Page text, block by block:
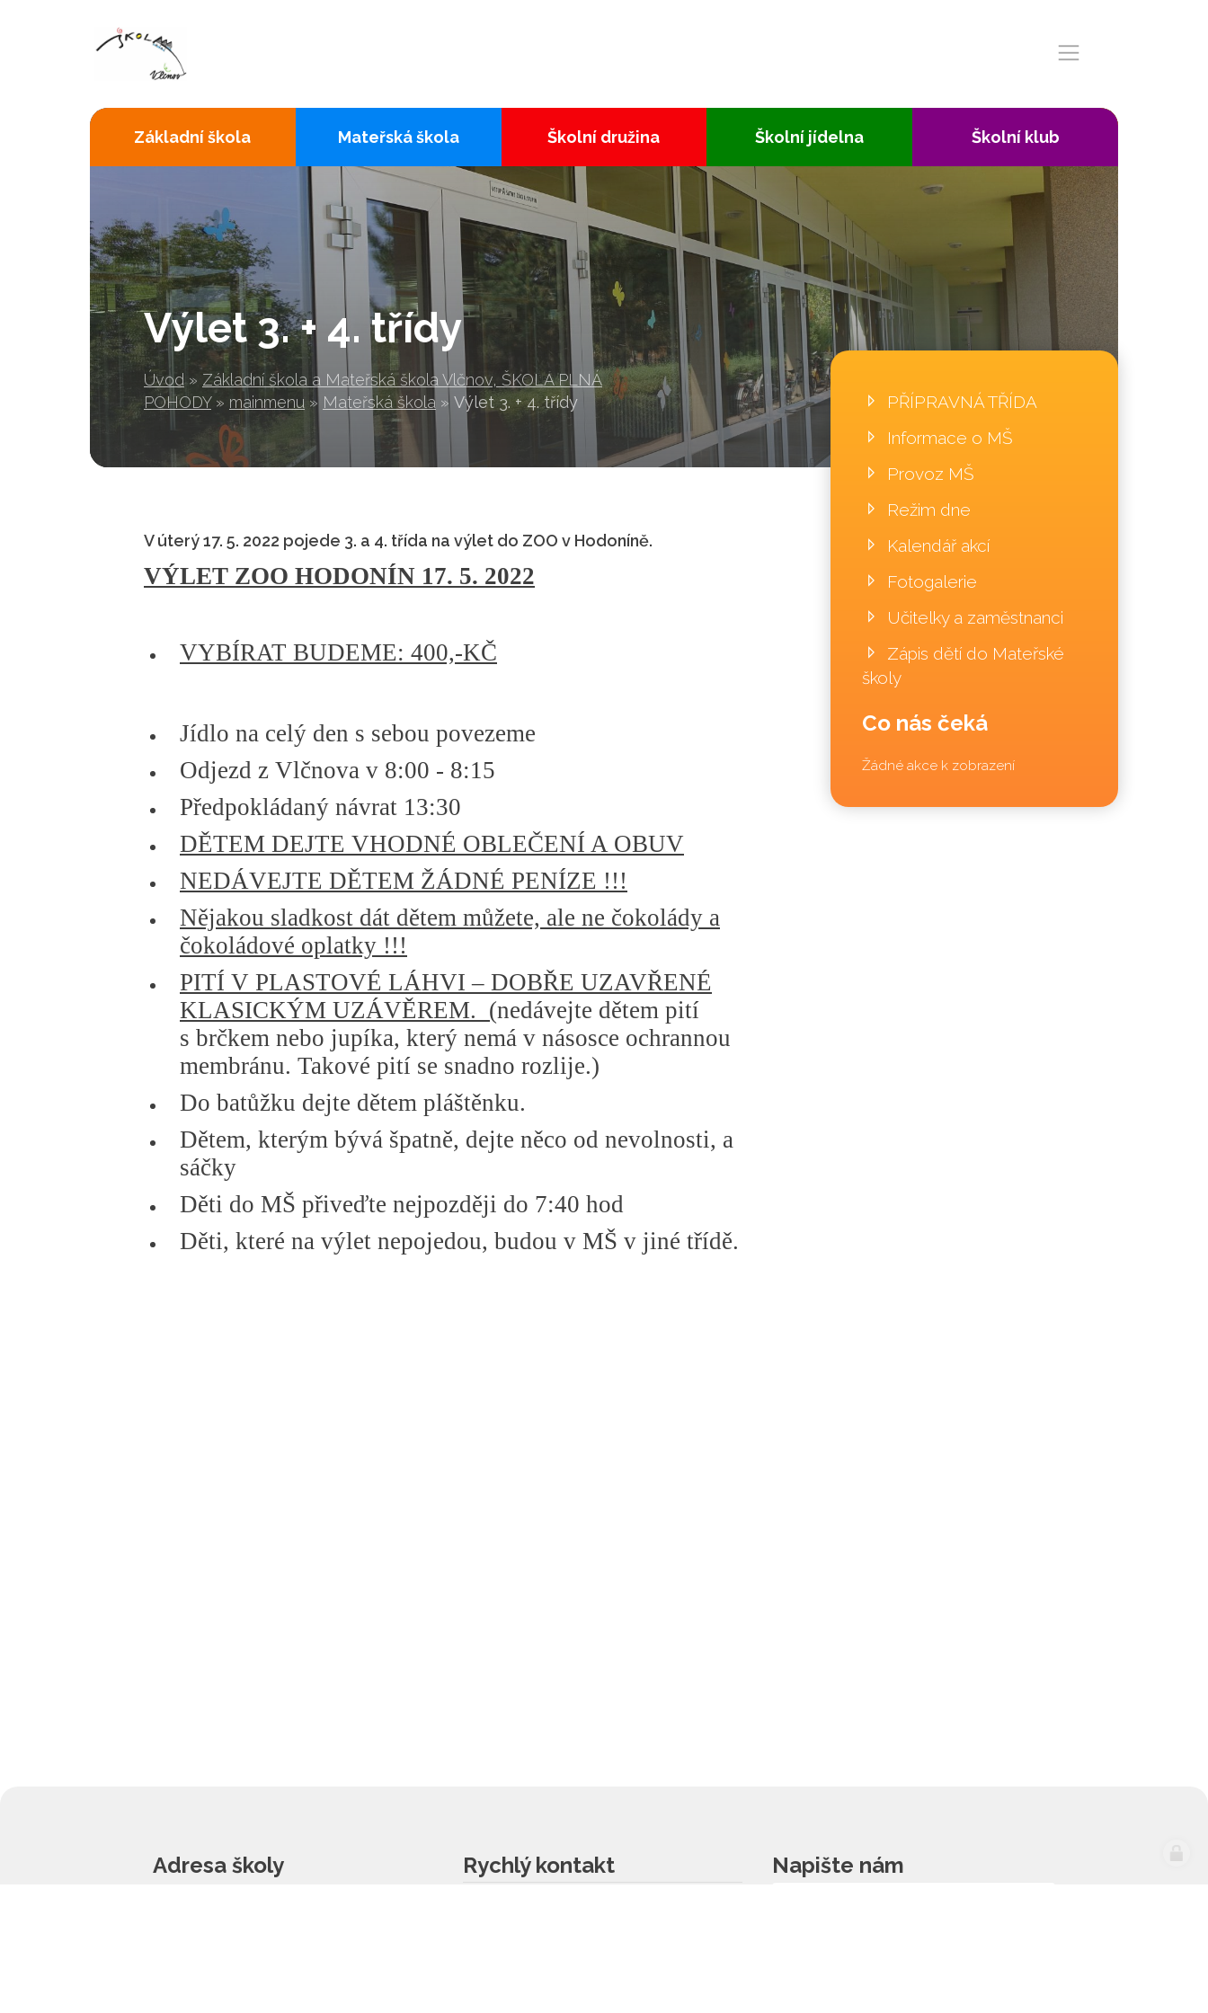
Výlet 3. + 4. třídy
Úvod » Základní škola a Mateřská škola Vlčnov, ŠKOLA PLNÁ
POHODY » mainmenu » Mateřská škola » Výlet 3. + 4. třídy
Základní škola Mateřská škola Školní družina Školní jídelna Školní klub
V úterý 17. 5. 2022 pojede 3. a 4. třída na výlet do ZOO v Hodoníně.
VÝLET ZOO HODONÍN 17. 5. 2022
VYBÍRAT BUDEME: 400,-KČ
Jídlo na celý den s sebou povezeme
Odjezd z Vlčnova v 8:00 - 8:15
Předpokládaný návrat 13:30
DĚTEM DEJTE VHODNÉ OBLEČENÍ A OBUV
NEDÁVEJTE DĚTEM ŽÁDNÉ PENÍZE !!!
Nějakou sladkost dát dětem můžete, ale ne čokolády a
čokoládové oplatky !!!
PITÍ V PLASTOVÉ LÁHVI – DOBŘE UZAVŘENÉ
KLASICKÝM UZÁVĚREM. (nedávejte dětem pití
s brčkem nebo jupíka, který nemá v násosce ochrannou
membránu. Takové pití se snadno rozlije.)
Do batůžku dejte dětem pláštěnku.
Dětem, kterým bývá špatně, dejte něco od nevolnosti, a
sáčky
Děti do MŠ přiveďte nejpozději do 7:40 hod
Děti, které na výlet nepojedou, budou v MŠ v jiné třídě.
PŘÍPRAVNÁ TŘÍDA
Informace o MŠ
Provoz MŠ
Režim dne
Kalendář akcí
Fotogalerie
Učitelky a zaměstnanci
Zápis dětí do Mateřské
školy
Co nás čeká
Žádné akce k zobrazení
Adresa školy Rychlý kontakt Napište nám